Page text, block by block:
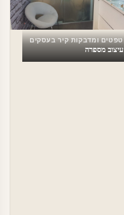
טפטים ומדבקות קיר בעסקים
עיצוב מספרה